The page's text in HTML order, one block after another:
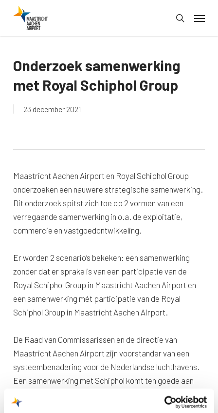
search
Menu
Onderzoek samenwerking
met Royal Schiphol Group
23 december 2021
Maastricht Aachen Airport en Royal Schiphol Group
onderzoeken een nauwere strategische samenwerking.
Dit onderzoek spitst zich toe op 2 vormen van een
verregaande samenwerking in o.a. de exploitatie,
commercie en vastgoedontwikkeling.
Er worden 2 scenario’s bekeken: een samenwerking
zonder dat er sprake is van een participatie van de
Royal Schiphol Group in Maastricht Aachen Airport en
een samenwerking mét participatie van de Royal
Schiphol Group in Maastricht Aachen Airport.
De Raad van Commissarissen en de directie van
Maastricht Aachen Airport zijn voorstander van een
systeembenadering voor de Nederlandse luchthavens.
Een samenwerking met Schiphol komt ten goede aan
onze klanten, de kwaliteit, veiligheid en verduurzaming
van onze luchthaven en dienstverlening.